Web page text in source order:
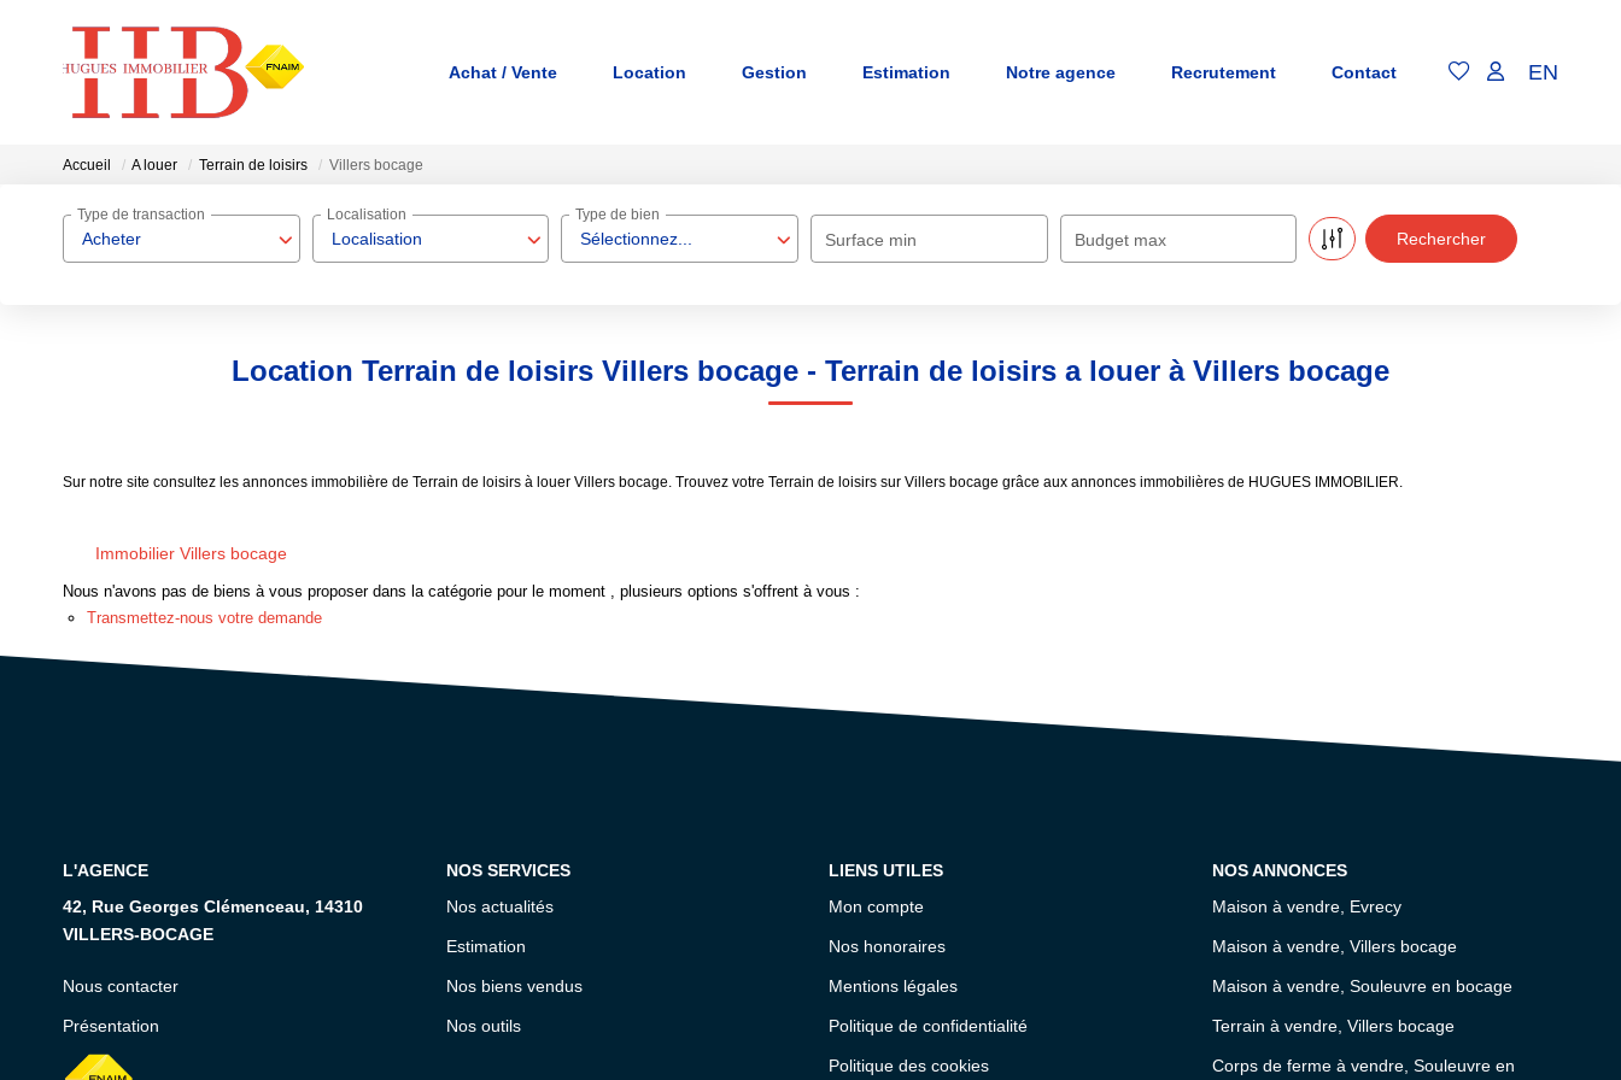
Achat / Vente Location Gestion Estimation Notre agence Recrutement Contact EN
Accueil A louer Terrain de loisirs Villers bocage
Acheter
Type de transaction
Localisation
Localisation
Sélectionnez...
Type de bien
Surface min Budget max
Location Terrain de loisirs Villers bocage - Terrain de loisirs a louer à Villers bocage
Sur notre site consultez les annonces immobilière de Terrain de loisirs à louer Villers bocage. Trouvez votre Terrain de loisirs sur Villers bocage grâce aux annonces immobilières de HUGUES IMMOBILIER.
Immobilier Villers bocage
Nous n'avons pas de biens à vous proposer dans la catégorie pour le moment , plusieurs options s'offrent à vous :
Transmettez-nous votre demande
L'AGENCE
42, Rue Georges Clémenceau, 14310
VILLERS-BOCAGE
Nous contacter
Présentation
NOS SERVICES
Nos actualités
Estimation
Nos biens vendus
Nos outils
LIENS UTILES
Mon compte
Nos honoraires
Mentions légales
Politique de confidentialité
Politique des cookies
NOS ANNONCES
Maison à vendre, Evrecy
Maison à vendre, Villers bocage
Maison à vendre, Souleuvre en bocage
Terrain à vendre, Villers bocage
Corps de ferme à vendre, Souleuvre en